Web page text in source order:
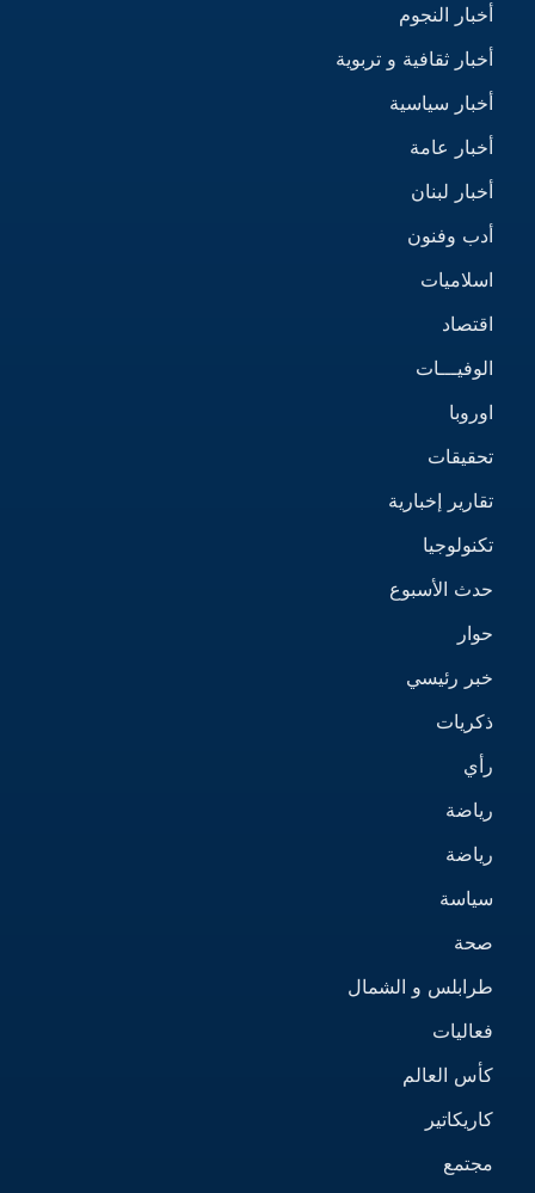
أخبار النجوم
أخبار ثقافية و تربوية
أخبار سياسية
أخبار عامة
أخبار لبنان
أدب وفنون
اسلاميات
اقتصاد
الوفيـــات
اوروبا
تحقيقات
تقارير إخبارية
تكنولوجيا
حدث الأسبوع
حوار
خبر رئيسي
ذكريات
رأي
رياضة
رياضة
سياسة
صحة
طرابلس و الشمال
فعاليات
كأس العالم
كاريكاتير
مجتمع